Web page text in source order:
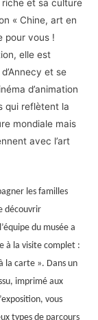
riche et sa culture
« Chine, art en
pour vous !
elle est
et se
d’animation
qui reflètent la
mondiale mais
avec l’art
les familles
découvrir
du musée a
à la visite complet :
la carte ». Dans un
imprimé aux
vous
types de parcours